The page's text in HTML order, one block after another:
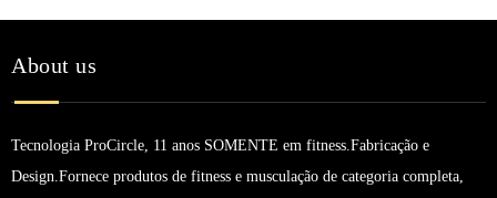
About us
Tecnologia ProCircle, 11 anos SOMENTE em fitness.Fabricação e
Design.Fornece produtos de fitness e musculação de categoria completa,